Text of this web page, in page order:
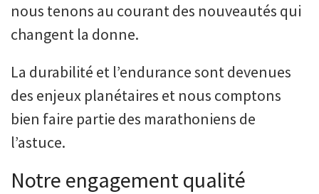
nous tenons au courant des nouveautés qui
changent la donne.
La durabilité et l’endurance sont devenues
des enjeux planétaires et nous comptons
bien faire partie des marathoniens de
l’astuce.
Notre engagement qualité